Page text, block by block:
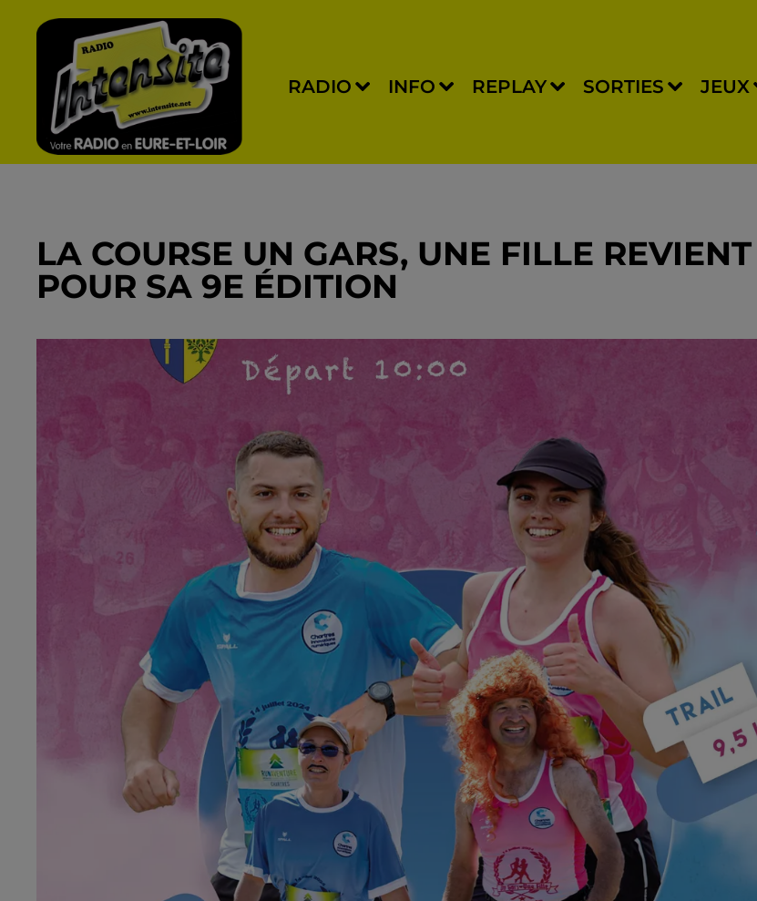
RADIO INFO REPLAY SORTIES JEUX
LA COURSE UN GARS, UNE FILLE REVIENT
POUR SA 9E ÉDITION